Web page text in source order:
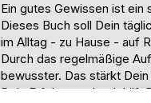
Ein gutes Gewissen ist ein
Dieses Buch soll Dein
im Alltag - zu Hause - auf
Durch das regelmäßige
bewusster. Das stärkt
Dein Erfolgstagebuch hilft